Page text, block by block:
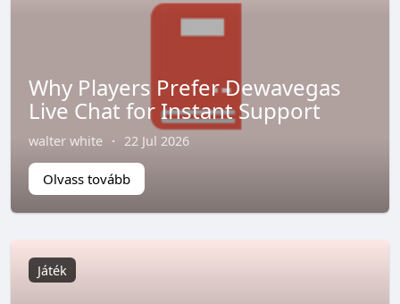
Why Players Prefer Dewavegas
Live Chat for Instant Support
walter white · 22 Jul 2026
Olvass tovább
Játék